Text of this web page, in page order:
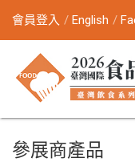
會員登入 English
參展商產品